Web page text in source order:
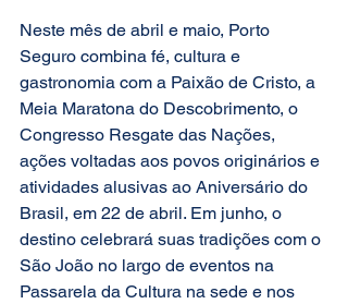
Neste mês de abril e maio, Porto
Seguro combina fé, cultura e
gastronomia com a Paixão de Cristo, a
Meia Maratona do Descobrimento, o
Congresso Resgate das Nações,
ações voltadas aos povos originários e
atividades alusivas ao Aniversário do
Brasil, em 22 de abril. Em junho, o
destino celebrará suas tradições com o
São João no largo de eventos na
Passarela da Cultura na sede e nos